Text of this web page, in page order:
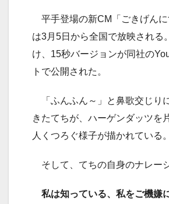
平手登場の新CM「ごきげんに
は3月5日から全国で放映される
け、15秒バージョンが同社の
トで公開された。
「ふんふん～」と鼻歌交じり
きたてちが、ハーゲンダッツを
人くつろぐ様子が描かれている。
そして、てちの自身のナレー
私は知っている、私をご機嫌